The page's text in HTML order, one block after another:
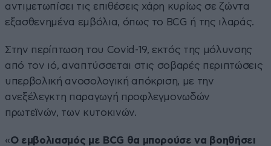
αντιμετωπίσει τις επιθέσεις χάρη κυρίως σε ζώντα
εξασθενημένα εμβόλια, όπως το BCG ή της ιλαράς.
Στην περίπτωση του Covid-19, εκτός της μόλυνσης
από τον ιό, αναπτύσσεται στις σοβαρές περιπτώσεις
υπερβολική ανοσολογική απόκριση, με την
ανεξέλεγκτη παραγωγή προφλεγμονωδών
πρωτεϊνών, των κυτοκινών.
«Ο εμβολιασμός με BCG θα μπορούσε να βοηθήσει